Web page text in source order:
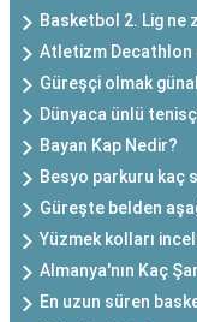
Basketbol 2. Lig ne
Atletizm Decathlon
Güreşçi olmak
Dünyaca ünlü
Bayan Kap Nedir?
Besyo parkuru kaç
Güreşte belden
Yüzmek kolları
Almanya'nın Kaç
En uzun süren